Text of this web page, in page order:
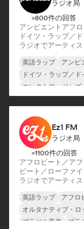
ラジオ局
>800件の回答
アンビエント アフ
ドイツ・ラップ／
ラジオでアーティ
英語ラップ
アンビ
ドイツ・ラップ／
エレクトロ・ジャ
Ez1 FM
ラジオ局
>1100件の回答
アフロビート／ア
ビート／ローファイ
ラジオでアーティ
英語ラップ
アフロ
オルタナティブ・ロ
ブラジル音楽
ブラ